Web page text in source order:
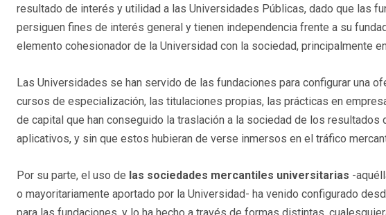
resultado de interés y utilidad a las Universidades Públicas, dado que las
persiguen fines de interés general y tienen independencia frente a su
elemento cohesionador de la Universidad con la sociedad, principalmente
Las Universidades se han servido de las fundaciones para configurar una
cursos de especialización, las titulaciones propias, las prácticas en
de capital que han conseguido la traslación a la sociedad de los
aplicativos, y sin que estos hubieran de verse inmersos en el tráfico
Por su parte, el uso de las sociedades mercantiles universitarias -
o mayoritariamente aportado por la Universidad- ha venido configurado